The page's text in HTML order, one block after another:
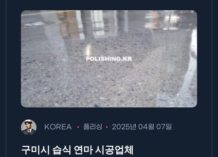
KOREA 폴리싱 2025년 04월 07일
구미시 습식 연마 시공업체